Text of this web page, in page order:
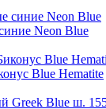
Neon Blue
Blue Hematite